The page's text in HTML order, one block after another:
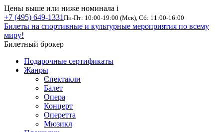
Цены выше или ниже номинала i
+7 (495) 649-1331 Пн-Пт: 10:00-19:00 (Мск), Сб: 11:00-16:00
Билеты на спортивные и культурные мероприятия по всему
миру!
Билетный брокер
Подарочные сертификаты
Жанры
Спектакли
Балет
Опера
Концерт
Оперетта
Мюзикл